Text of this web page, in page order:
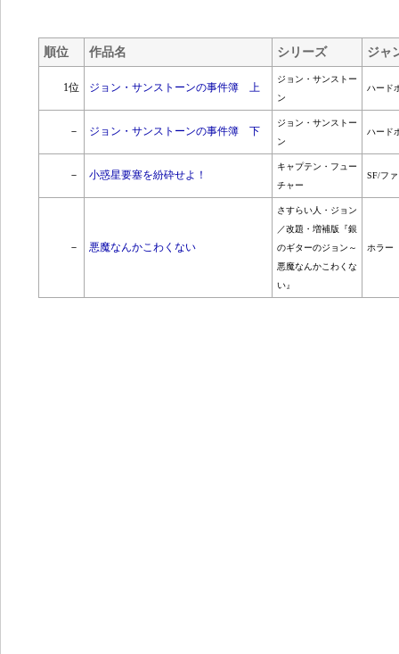
順位 作品名 シリーズ ジャ
1位 ジョン・サンストーンの事件簿 上
ジョン・サンストー
ン
ハード
－ ジョン・サンストーンの事件簿 下
ジョン・サンストー
ン
ハード
－ 小惑星要塞を紛砕せよ！
キャプテン・フュー
チャー
SF/フ
－ 悪魔なんかこわくない
さすらい人・ジョン
／改題・増補版『銀
のギターのジョン～
悪魔なんかこわくな
い』
ホラー